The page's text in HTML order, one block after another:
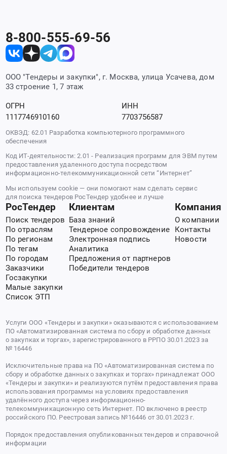
8-800-555-69-56
ООО "Тендеры и закупки", г. Москва, улица Усачева, дом
33 строение 1, 7 этаж
ОГРН
1117746910160
ИНН
7703756587
ОКВЭД: 62.01 Разработка компьютерного программного
обеспечения
Код ИТ-деятельности: 2.01 - Реализация программ для ЭВМ путем
предоставления удаленного доступа посредством
информационно-телекоммуникационной сети “Интернет”
Мы используем cookie — они помогают нам сделать сервис
для поиска тендеров РосТендер удобнее и лучше
РосТендер
Поиск тендеров
По отраслям
По регионам
По тегам
По городам
Заказчики
Госзакупки
Малые закупки
Список ЭТП
Клиентам
База знаний
Тендерное сопровождение
Электронная подпись
Аналитика
Предложения от партнеров
Победители тендеров
Компания
О компании
Контакты
Новости
Услуги ООО «Тендеры и закупки» оказываются с использованием
ПО «Автоматизированная система по сбору и обработке данных
о закупках и торгах», зарегистрированного в РРПО 30.01.2023 за
№ 16446
Исключительные права на ПО «Автоматизированная система по
сбору и обработке данных о закупках и торгах» принадлежат ООО
«Тендеры и закупки» и реализуются путём предоставления права
использования программы на условиях предоставления
удалённого доступа через информационно-
телекоммуникационную сеть Интернет. ПО включено в реестр
российского ПО. Реестровая запись №16446 от 30.01.2023 г.
Порядок предоставления опубликованных тендеров и справочной
информации